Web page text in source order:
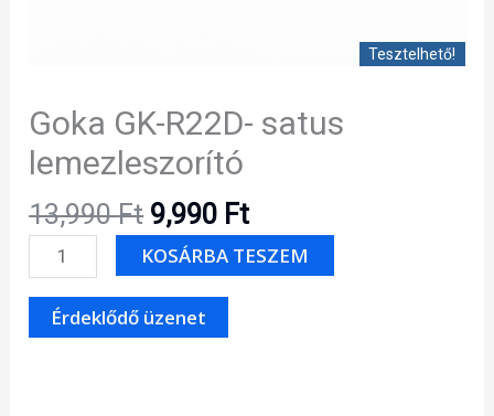
Tesztelhető!
Goka GK-R22D- satus
lemezleszorító
13,990Ft Original
price
was:
13,990 Ft.
9,990 FtCurrent
price
is:
Goka
GK-
R22D-
satus
KOSÁRBA TESZEM